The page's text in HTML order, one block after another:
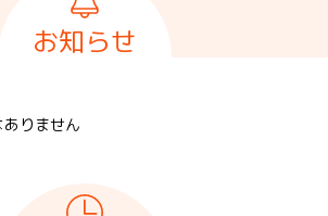
お知らせ
りません